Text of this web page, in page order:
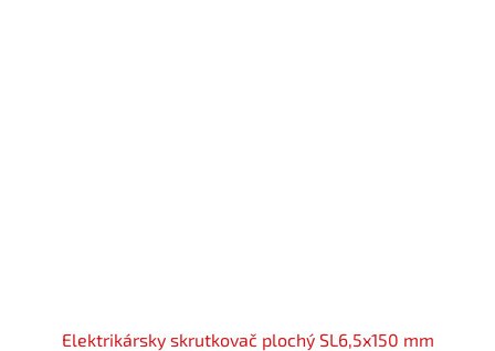
Elektrikársky skrutkovač plochý SL6,5x150 mm